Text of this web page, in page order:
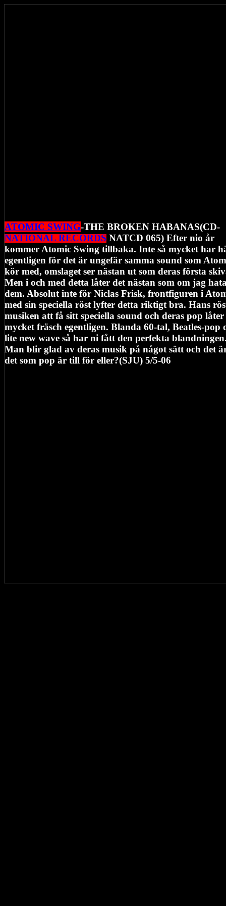
ATOMIC SWING-THE BROKEN HABANAS(CD-
NATIONAL RECORDS NATCD 065) Efter nio år
kommer Atomic Swing tillbaka. Inte så mycket har
egentligen för det är ungefär samma sound som
kör med, omslaget ser nästan ut som deras första
Men i och med detta låter det nästan som om jag
dem. Absolut inte för Niclas Frisk, frontfiguren i
med sin speciella röst lyfter detta riktigt bra. Hans
musiken att få sitt speciella sound och deras pop låter
mycket fräsch egentligen. Blanda 60-tal, Beatles-pop
lite new wave så har ni fått den perfekta
Man blir glad av deras musik på något sätt och det
det som pop är till för eller?(SJU) 5/5-06